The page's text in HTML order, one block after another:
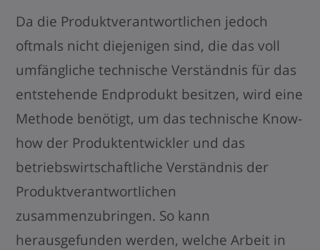
Da die Produktverantwortlichen jedoch
oftmals nicht diejenigen sind, die das voll
umfängliche technische Verständnis für das
entstehende Endprodukt besitzen, wird eine
Methode benötigt, um das technische Know-
how der Produktentwickler und das
betriebswirtschaftliche Verständnis der
Produktverantwortlichen
zusammenzubringen. So kann
herausgefunden werden, welche Arbeit in